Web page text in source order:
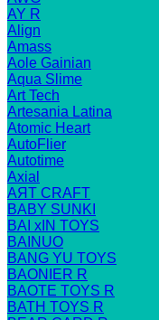
AY R
Align
Amass
Aole Gainian
Aqua Slime
Art Tech
Artesania Latina
Atomic Heart
AutoFlier
Autotime
Axial
AЯT CRAFT
BABY SUNKI
BAI xIN TOYS
BAINUO
BANG YU TOYS
BAONIER R
BAOTE TOYS R
BATH TOYS R